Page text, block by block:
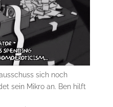
sich noch
sein Mikro an. Ben hilft